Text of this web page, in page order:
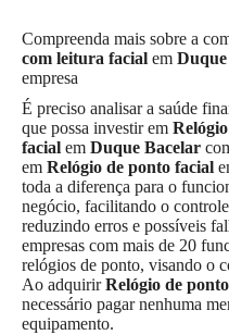
Compreenda mais sobre a
com leitura facial em
empresa
É preciso analisar a saúde
que possa investir em
facial em Duque Bacelar
em Relógio de ponto facial
toda a diferença para o
negócio, facilitando o
reduzindo erros e possíveis
empresas com mais de 20
relógios de ponto, visando o
Ao adquirirRelógio de
necessário pagar nenhuma
equipamento.